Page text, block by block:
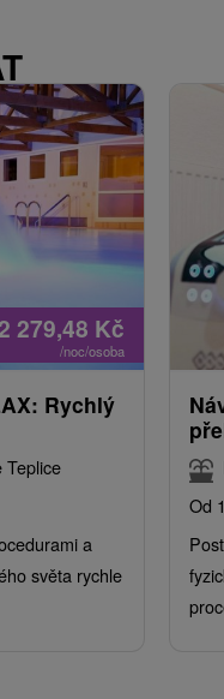
279,48 Kč
/noc/osoba
Rychlý
Teplice
a
světa rychle
Od